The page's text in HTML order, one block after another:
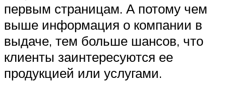
первым страницам. А потому чем
выше информация о компании в
выдаче, тем больше шансов, что
клиенты заинтересуются ее
продукцией или услугами.